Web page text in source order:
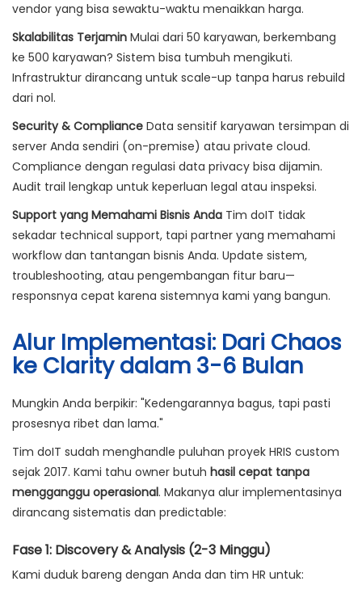
vendor yang bisa sewaktu-waktu menaikkan harga.
Skalabilitas Terjamin Mulai dari 50 karyawan, berkembang
ke 500 karyawan? Sistem bisa tumbuh mengikuti.
Infrastruktur dirancang untuk scale-up tanpa harus rebuild
dari nol.
Security & Compliance Data sensitif karyawan tersimpan di
server Anda sendiri (on-premise) atau private cloud.
Compliance dengan regulasi data privacy bisa dijamin.
Audit trail lengkap untuk keperluan legal atau inspeksi.
Support yang Memahami Bisnis Anda Tim doIT tidak
sekadar technical support, tapi partner yang memahami
workflow dan tantangan bisnis Anda. Update sistem,
troubleshooting, atau pengembangan fitur baru—
responsnya cepat karena sistemnya kami yang bangun.
Alur Implementasi: Dari Chaos
ke Clarity dalam 3-6 Bulan
Mungkin Anda berpikir: "Kedengarannya bagus, tapi pasti
prosesnya ribet dan lama."
Tim doIT sudah menghandle puluhan proyek HRIS custom
sejak 2017. Kami tahu owner butuh hasil cepat tanpa
mengganggu operasional. Makanya alur implementasinya
dirancang sistematis dan predictable:
Fase 1: Discovery & Analysis (2-3 Minggu)
Kami duduk bareng dengan Anda dan tim HR untuk: